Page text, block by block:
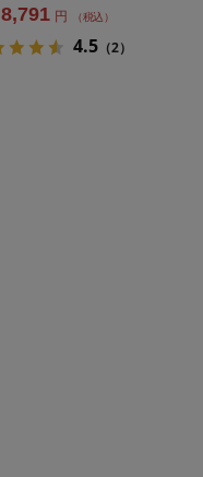
8,791 円 （税込）
4.5 （2）